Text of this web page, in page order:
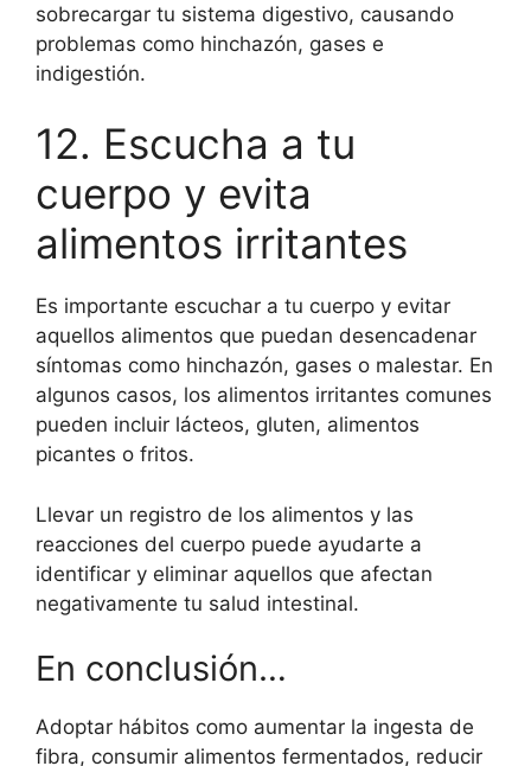
sobrecargar tu sistema digestivo, causando
problemas como hinchazón, gases e
indigestión.
12. Escucha a tu
cuerpo y evita
alimentos irritantes
Es importante escuchar a tu cuerpo y evitar
aquellos alimentos que puedan desencadenar
síntomas como hinchazón, gases o malestar. En
algunos casos, los alimentos irritantes comunes
pueden incluir lácteos, gluten, alimentos
picantes o fritos.
Llevar un registro de los alimentos y las
reacciones del cuerpo puede ayudarte a
identificar y eliminar aquellos que afectan
negativamente tu salud intestinal.
En conclusión…
Adoptar hábitos como aumentar la ingesta de
fibra, consumir alimentos fermentados, reducir